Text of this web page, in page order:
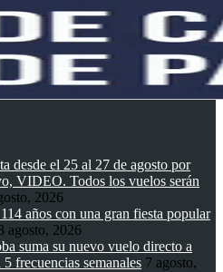
desde el 25 al 27 de agosto por
VIDEO. Todos los vuelos serán
2026
años con una gran fiesta popular
agosto, 2026
suma su nuevo vuelo directo a
frecuencias semanales 7 agosto,